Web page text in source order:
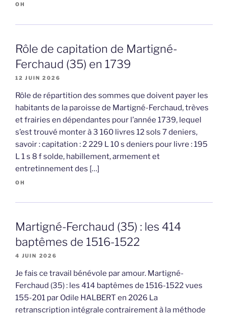
OH
Rôle de capitation de Martigné-
Ferchaud (35) en 1739
12 JUIN 2026
Rôle de répartition des sommes que doivent payer les
habitants de la paroisse de Martigné-Ferchaud, trèves
et frairies en dépendantes pour l’année 1739, lequel
s’est trouvé monter à 3 160 livres 12 sols 7 deniers,
savoir : capitation : 2 229 L 10 s deniers pour livre : 195
L 1 s 8 f solde, habillement, armement et
entretinnement des […]
OH
Martigné-Ferchaud (35) : les 414
baptêmes de 1516-1522
4 JUIN 2026
Je fais ce travail bénévole par amour. Martigné-
Ferchaud (35) : les 414 baptêmes de 1516-1522 vues
155-201 par Odile HALBERT en 2026 La
retranscription intégrale contrairement à la méthode